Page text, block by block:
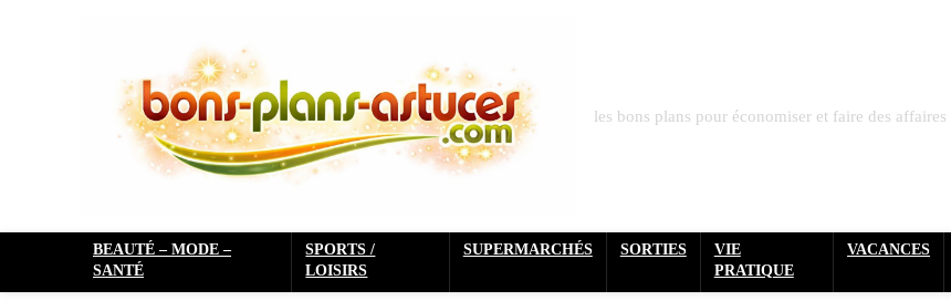
les bons plans pour économiser et faire des affaires
BEAUTÉ – MODE –
SANTÉ
SPORTS /
LOISIRS
SUPERMARCHÉS SORTIES
VIE
PRATIQUE
VACANCES